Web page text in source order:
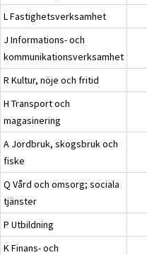
L Fastighetsverksamhet
J Informations- och
kommunikationsverksamhet
R Kultur, nöje och fritid
H Transport och
magasinering
A Jordbruk, skogsbruk och
fiske
Q Vård och omsorg; sociala
tjänster
P Utbildning
K Finans- och